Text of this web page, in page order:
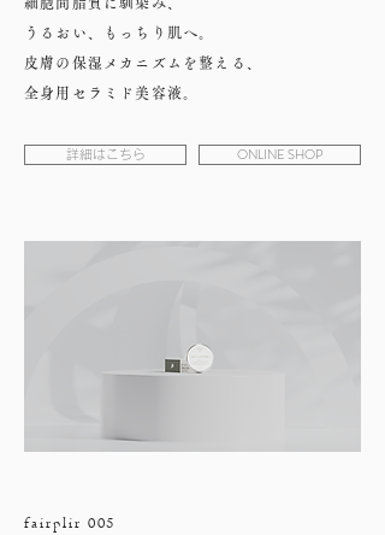
うるおい、もっちり肌へ。
皮膚の保湿メカニズムを整える、
全身用セラミド美容液。
詳細はこちら ONLINE SHOP
fairplir 005